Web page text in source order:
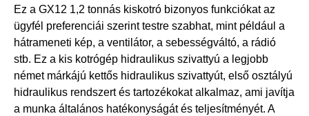
Ez a GX12 1,2 tonnás kiskotró bizonyos funkciókat az
ügyfél preferenciái szerint testre szabhat, mint például a
hátrameneti kép, a ventilátor, a sebességváltó, a rádió
stb. Ez a kis kotrógép hidraulikus szivattyú a legjobb
német márkájú kettős hidraulikus szivattyút, első osztályú
hidraulikus rendszert és tartozékokat alkalmaz, ami javítja
a munka általános hatékonyságát és teljesítményét. A